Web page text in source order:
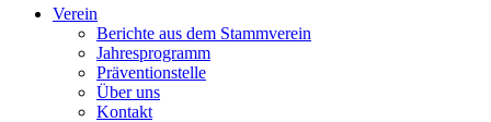
Verein
Berichte aus dem Stammverein
Jahresprogramm
Präventionstelle
Über uns
Kontakt